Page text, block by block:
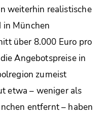
weiterhin realistische
München
über 8.000 Euro pro
Angebotspreise in
zumeist
etwa – weniger als
entfernt – haben